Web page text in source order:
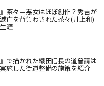
』茶々＝悪女はほぼ創作？秀吉が
亡を背負わされた茶々(井上和)
涯
』で描かれた織田信長の道普請は
施した街道整備の施策を紹介